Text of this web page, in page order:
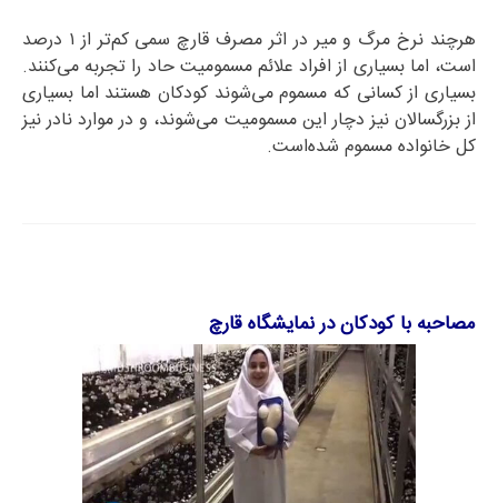
هرچند نرخ مرگ و میر در اثر مصرف قارچ سمی کم‌تر از ۱ درصد
است،‌ اما بسیاری از افراد علائم مسمومیت حاد را تجربه می‌کنند.
بسیاری از کسانی که مسموم می‌شوند کودکان هستند اما بسیاری
از بزرگسالان نیز دچار این مسمومیت می‌شوند، و در موارد نادر نیز
کل خانواده مسموم شده‌است.
مصاحبه با کودکان در نمایشگاه قارچ